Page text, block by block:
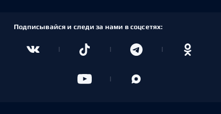
Подписывайся и следи за нами в соцсетях: